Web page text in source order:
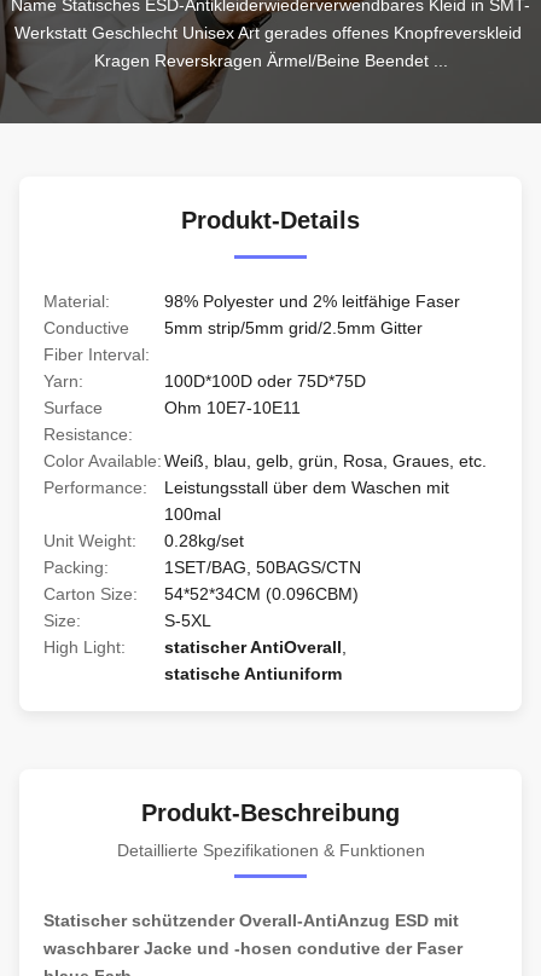
Name Statisches ESD-Antikleiderwiederverwendbares Kleid in SMT-
Werkstatt Geschlecht Unisex Art gerades offenes Knopfreverskleid
Kragen Reverskragen Ärmel/Beine Beendet ...
Produkt-Details
Material:
98% Polyester und 2% leitfähige Faser
Conductive
Fiber Interval:
5mm strip/5mm grid/2.5mm Gitter
Yarn:
100D*100D oder 75D*75D
Surface
Resistance:
Ohm 10E7-10E11
Color Available:Weiß, blau, gelb, grün, Rosa, Graues, etc.
Performance:
Leistungsstall über dem Waschen mit
100mal
Unit Weight:
0.28kg/set
Packing:
1SET/BAG, 50BAGS/CTN
Carton Size:
54*52*34CM (0.096CBM)
Size:
S-5XL
High Light:
statischer AntiOverall
statische Antiuniform
Produkt-Beschreibung
Detaillierte Spezifikationen & Funktionen
Statischer schützender Overall-AntiAnzug ESD mit
waschbarer Jacke und -hosen condutive der Faser